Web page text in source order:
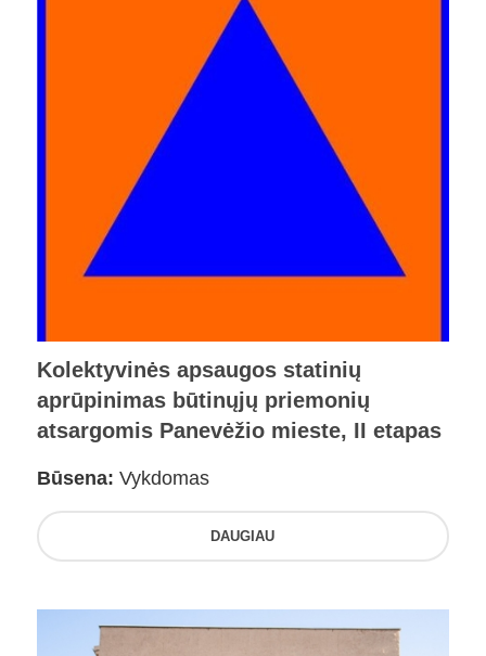
Kolektyvinės apsaugos statinių
aprūpinimas būtinųjų priemonių
atsargomis Panevėžio mieste, II etapas
Būsena: Vykdomas
DAUGIAU